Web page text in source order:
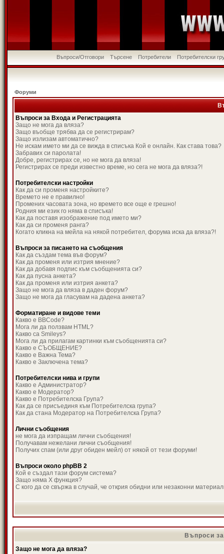
Въпроси/Отговори Търсене Потребители Потребителски
Форуми
Въпроси за Входа и Регистрацията
Защо не мога да вляза?
Защо въобще трябва да се регистрирам?
Защо излизам автоматично?
Не искам името ми да се вижда в списъка Кой е онлайн. Как става това?
Забравих си паролата!
Добре, регистрирах се, но не мога да вляза!
Регистрирах се преди известно време, но сега не мога да вляза?!
Потребителски настройки
Как да си променя настройките?
Времето не е правилно!
Промених часовата зона, но времето все още е грешно!
Родния ми език го няма в списъка!
Как да поставя изображение под името ми?
Как да си променя ранга?
Когато кликна на мейла на някой потребител, форума иска да вляза?!
Въпроси за писането на съобщения
Как да създам тема във форум?
Как да променя или изтрия мнение?
Как да добавя подпис към съобщенията си?
Как да пусна анкета?
Как да променя или изтрия анкета?
Защо не мога да вляза в даден форум?
Защо не мога да гласувам на дадена анкета?
Форматиране и видове теми
Какво е BBCode?
Мога ли да ползвам HTML?
Какво са Smileys?
Мога ли да прилагам картинки към съобщенията си?
Какво е СЪОБЩЕНИЕ?
Какво е Важна Тема?
Какво е Заключена тема?
Потребителски нива и групи
Какво е Администратор?
Какво е Модератор?
Какво е Потребителска Група?
Как да се присъединя към Потребителска група?
Как да стана Модератор на Потребителска Група?
Лични съобщения
не мога да изпращам лични съобщения!
Получавам нежелани лични съобщения!
Получих спам (или друг обиден мейл) от някой от тези форуми!
Въпроси около phpBB 2
Кой е създал тази форум система?
Защо няма X функция?
С кого да се свържа в случай, че открия обидни или незаконни
Въпроси
Защо не мога да вляза?